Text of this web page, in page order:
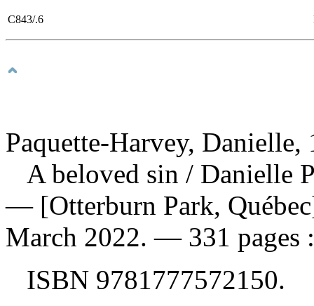
C843/.6
Paquette-Harvey, Danielle,
A beloved sin / Danielle
— [Otterburn Park,
March 2022. — 331 pages
ISBN 9781777572150.